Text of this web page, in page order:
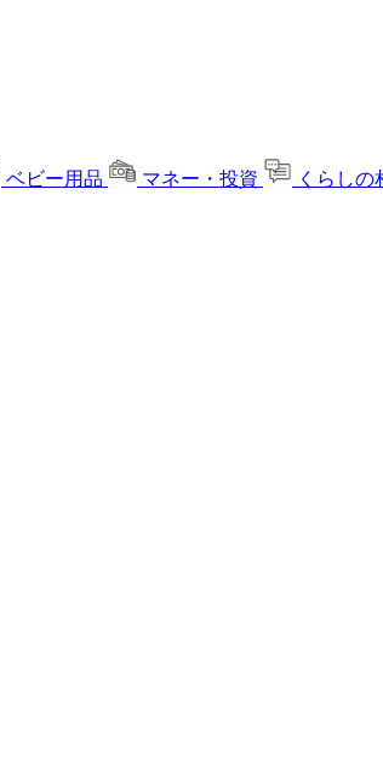
ベビー用品 マネー・投資 くらしの